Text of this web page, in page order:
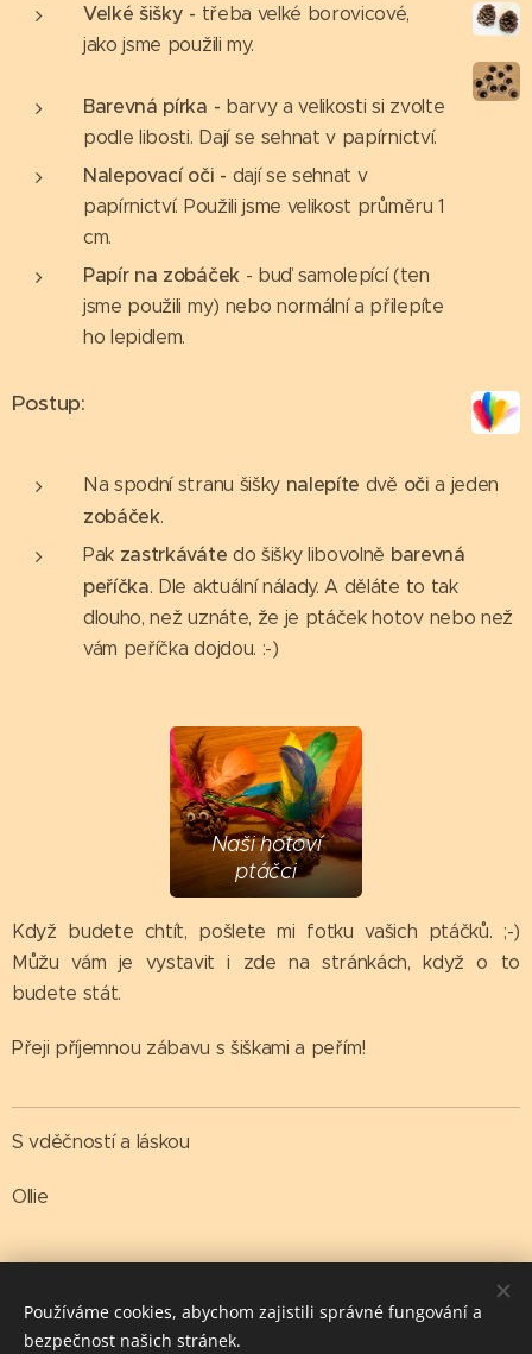
Velké šišky - třeba velké borovicové,
jako jsme použili my.
Barevná pírka - barvy a velikosti si zvolte
podle libosti. Dají se sehnat v papírnictví.
Nalepovací oči - dají se sehnat v
papírnictví. Použili jsme velikost průměru 1
cm.
Papír na zobáček- buď samolepící (ten
jsme použili my) nebo normální a přilepíte
ho lepidlem.
Postup:
Na spodní stranu šišky nalepíte dvě oči a jeden
zobáček.
Pak zastrkáváte do šišky libovolně barevná
peříčka. Dle aktuální nálady. A děláte to tak
dlouho, než uznáte, že je ptáček hotov nebo než
vám peříčka dojdou. :-)
Naši hotoví
ptáčci
Když budete chtít, pošlete mi fotku vašich ptáčků. ;-)
Můžu vám je vystavit i zde na stránkách, když o to
budete stát.
Přeji příjemnou zábavu s šiškami a peřím!
S vděčností a láskou
Ollie
Používáme cookies, abychom zajistili správné fungování a
bezpečnost našich stránek.